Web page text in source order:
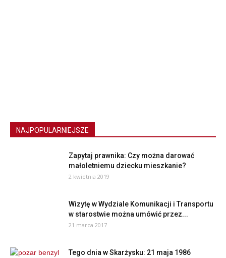
NAJPOPULARNIEJSZE
Zapytaj prawnika: Czy można darować
małoletniemu dziecku mieszkanie?
2 kwietnia 2019
Wizytę w Wydziale Komunikacji i Transportu
w starostwie można umówić przez...
21 marca 2017
Tego dnia w Skarżysku: 21 maja 1986